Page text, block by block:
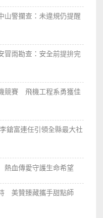
警攔查：未違規仍提醒
雨勘查：安全前提拚完
競賽 飛機工程系勇獲佳
鎗富連任引領全縣最大社
血傳愛守護生命希望
美贊臻藏攜手甜點師